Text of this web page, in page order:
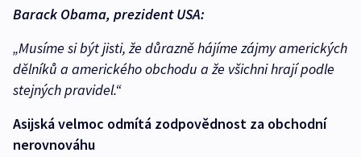
Barack Obama, prezident USA:
„Musíme si být jisti, že důrazně hájíme zájmy amerických
dělníků a amerického obchodu a že všichni hrají podle
stejných pravidel.“
Asijská velmoc odmítá zodpovědnost za obchodní
nerovnováhu